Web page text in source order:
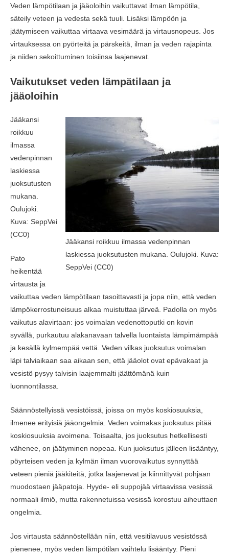
Veden lämpötilaan ja jääoloihin vaikuttavat ilman lämpötila,
säteily veteen ja vedesta sekä tuuli. Lisäksi lämpöön ja
jäätymiseen vaikuttaa virtaava vesimäärä ja virtausnopeus. Jos
virtauksessa on pyörteitä ja pärskeitä, ilman ja veden rajapinta
ja niiden sekoittuminen toisiinsa laajenevat.
Vaikutukset veden lämpätilaan ja
jääoloihin
Jääkansi roikkuu ilmassa vedenpinnan
laskiessa juoksutusten mukana. Oulujoki. Kuva:
SeppVei (CC0)
Jääkansi
roikkuu
ilmassa
vedenpinnan
laskiessa
juoksutusten
mukana.
Oulujoki.
Kuva: SeppVei
(CC0)
Pato
heikentää
virtausta ja
vaikuttaa veden lämpötilaan tasoittavasti ja jopa niin, että veden
lämpökerrostuneisuus alkaa muistuttaa järveä. Padolla on myös
vaikutus alavirtaan: jos voimalan vedenottoputki on kovin
syvällä, purkautuu alakanavaan talvella luontaista lämpimämpää
ja kesällä kylmempää vettä. Veden vilkas juoksutus voimalan
läpi talviaikaan saa aikaan sen, että jääolot ovat epävakaat ja
vesistö pysyy talvisin laajemmalti jäättömänä kuin
luonnontilassa.
Säännöstellyissä vesistöissä, joissa on myös koskiosuuksia,
ilmenee erityisiä jääongelmia. Veden voimakas juoksutus pitää
koskiosuuksia avoimena. Toisaalta, jos juoksutus hetkellisesti
vähenee, on jäätyminen nopeaa. Kun juoksutus jälleen lisääntyy,
pöyrteisen veden ja kylmän ilman vuorovaikutus synnyttää
veteen pieniä jääkiteitä, jotka laajenevat ja kiinnittyvät pohjaan
muodostaen jääpatoja. Hyyde- eli suppojää virtaavissa vesissä
normaali ilmiö, mutta rakennetuissa vesissä korostuu aiheuttaen
ongelmia.
Jos virtausta säännöstellään niin, että vesitilavuus vesistössä
pienenee, myös veden lämpötilan vaihtelu lisääntyy. Pieni